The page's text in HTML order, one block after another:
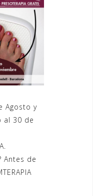
Agosto y
al 30 de
Antes de